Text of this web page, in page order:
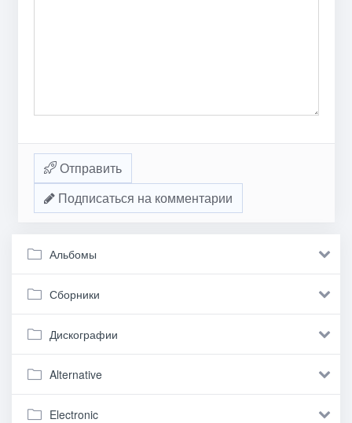
Отправить
Подписаться на комментарии
Альбомы
Сборники
Дискографии
Alternative
Electronic